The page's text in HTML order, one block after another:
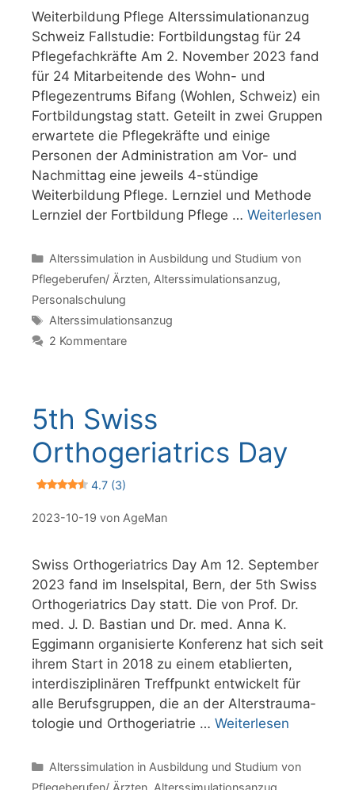
Weiterbildung Pflege Alterssimulationanzug
Schweiz Fallstudie: Fortbildungstag für 24
Pflegefachkräfte Am 2. November 2023 fand
für 24 Mitarbeitende des Wohn- und
Pflegezentrums Bifang (Wohlen, Schweiz) ein
Fortbildungstag statt. Geteilt in zwei Gruppen
erwartete die Pflegekräfte und einige
Personen der Administration am Vor- und
Nachmittag eine jeweils 4-stündige
Weiterbildung Pflege. Lernziel und Methode
Lernziel der Fortbildung Pflege … Weiterlesen
Kategorien
Alterssimulation in Ausbildung und Studium von
Pflegeberufen/ Ärzten, Alterssimulationsanzug,
Personalschulung
Schlagwörter
Alterssimulationsanzug
2 Kommentare
5th Swiss
Orthogeriatrics Day
4.7 (3)
2023-10-19 von AgeMan
Swiss Orthogeriatrics Day Am 12. September
2023 fand im Inselspital, Bern, der 5th Swiss
Orthogeriatrics Day statt. Die von Prof. Dr.
med. J. D. Bastian und Dr. med. Anna K.
Eggimann organisierte Konferenz hat sich seit
ihrem Start in 2018 zu einem etablierten,
interdisziplinären Treffpunkt entwickelt für
alle Berufsgruppen, die an der Alters­trauma­
to­logie und Ortho­geria­trie … Weiterlesen
Kategorien
Alterssimulation in Ausbildung und Studium von